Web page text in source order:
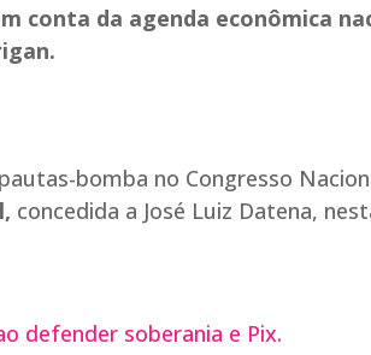
conta da agenda econômica
bomba no Congresso
concedida a José Luiz Datena,
defender soberania e Pix.